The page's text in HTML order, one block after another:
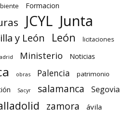
Formacion
JCYL Junta
y León León licitaciones
Ministerio Noticias
obras Palencia patrimonio
Sacyr salamanca Segovia
zamora ávila